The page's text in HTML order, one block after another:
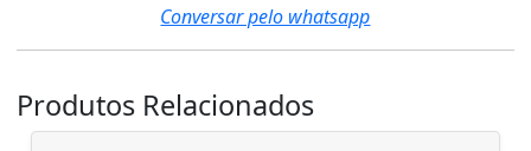
Conversar pelo whatsapp
Produtos Relacionados